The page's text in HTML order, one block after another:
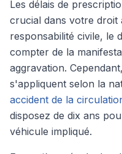
Les délais de
crucial dans votre droit
responsabilité civile, le
compter de la
aggravation.
s'appliquent selon la
accident de la
disposez de dix ans
véhicule impliqué.